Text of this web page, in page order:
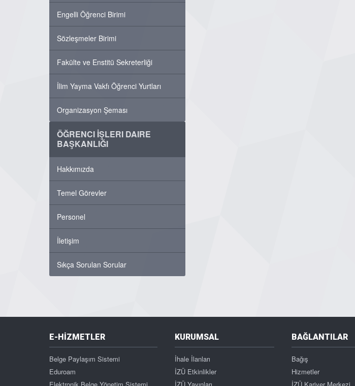
Engelli Öğrenci Birimi
Sözleşmeler Birimi
Fakülte ve Enstitü Sekreterliği
İlim Yayma Vakfı Öğrenci Yurtları
Organizasyon Şeması
ÖĞRENCI İŞLERI DAIRE
BAŞKANLIĞI
Hakkımızda
Temel Görevler
Personel
İletişim
Sıkça Sorulan Sorular
E-HİZMETLER
Belge Paylaşım Sistemi
Eduroam
KURUMSAL
İhale İlanları
İZÜ Etkinlikler
BAĞLANTILAR
Bağış
Hizmetler